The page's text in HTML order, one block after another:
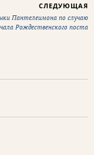
СЛЕДУЮЩАЯ
Пантелеимона по случаю
Рождественского поста